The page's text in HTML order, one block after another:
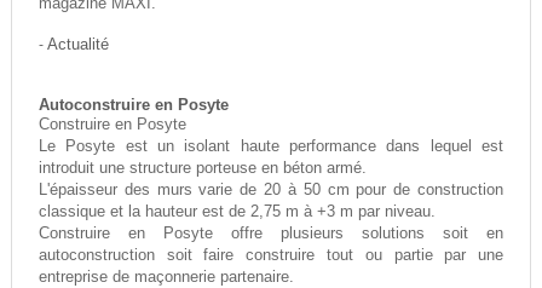
magazine MAXI.
- Actualité
Autoconstruire en Posyte
Construire en Posyte
Le Posyte est un isolant haute performance dans lequel est
introduit une structure porteuse en béton armé.
L'épaisseur des murs varie de 20 à 50 cm pour de construction
classique et la hauteur est de 2,75 m à +3 m par niveau.
Construire en Posyte offre plusieurs solutions soit en
autoconstruction soit faire construire tout ou partie par une
entreprise de maçonnerie partenaire.